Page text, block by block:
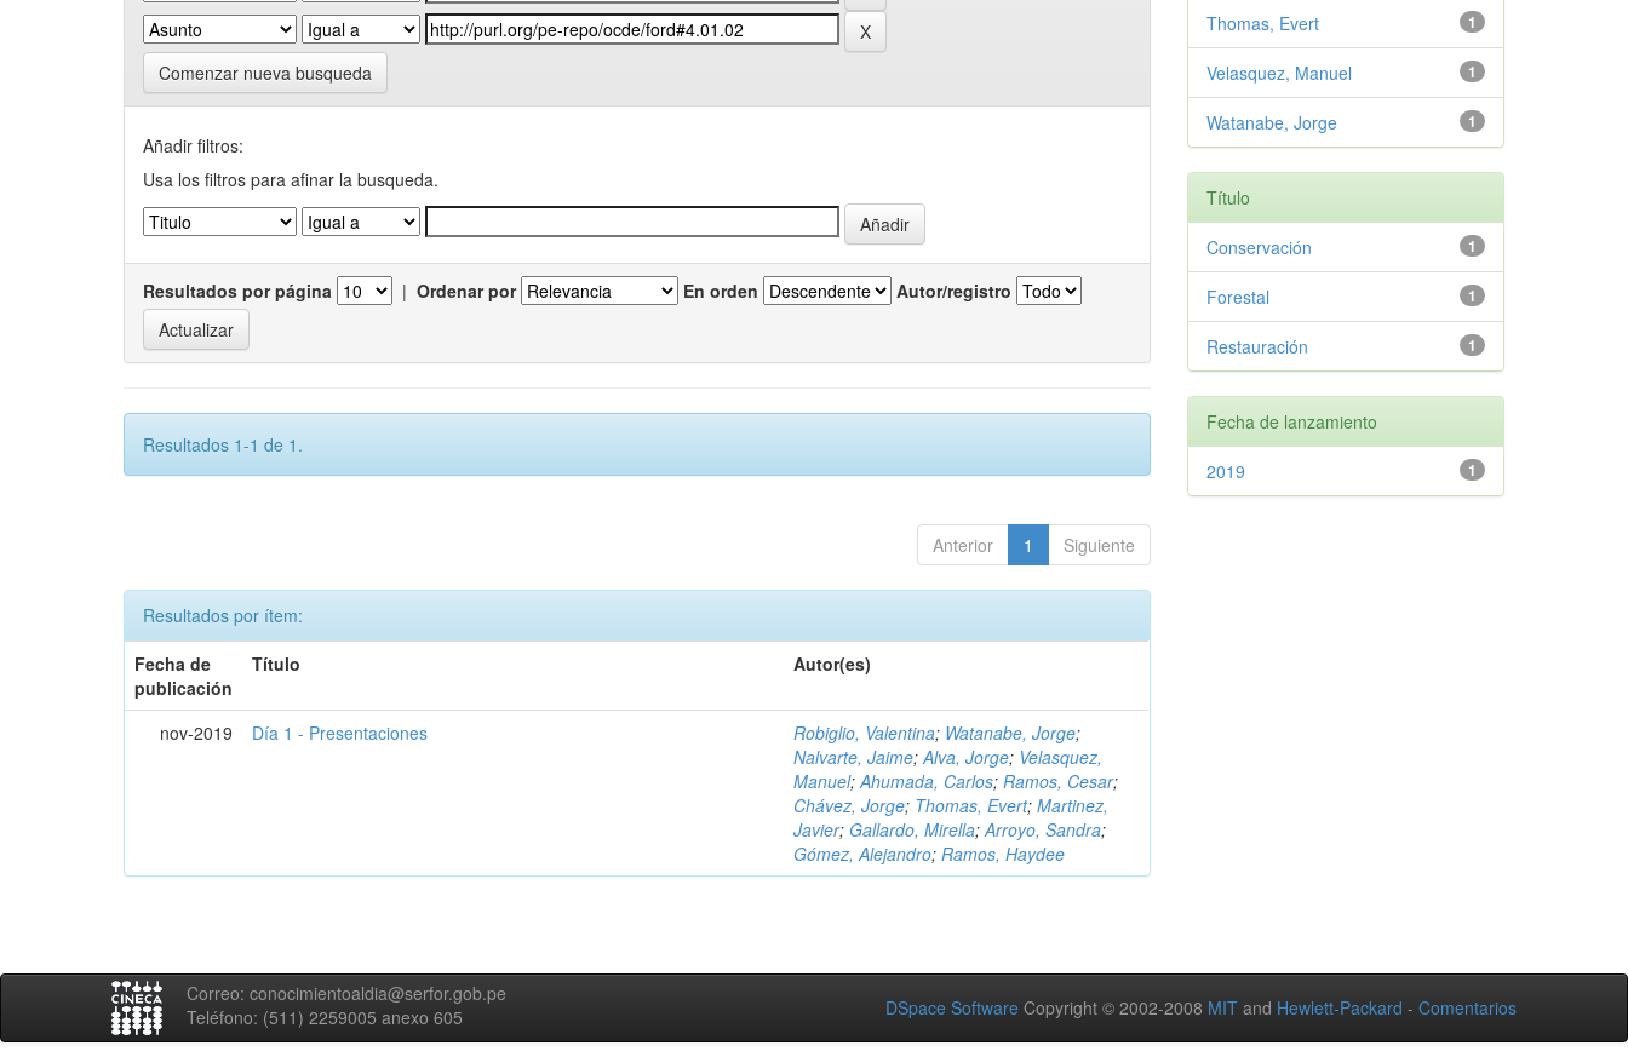
Comenzar nueva busqueda
Añadir filtros:
Usa los filtros para afinar la busqueda.
Resultados por página | Ordenar por En orden Autor/registro
Resultados 1-1 de 1.
Anterior 1 Siguiente
Resultados por ítem:
Fecha de
publicación
Título Autor(es)
nov-2019 Día 1 - Presentaciones Robiglio, Valentina; Watanabe, Jorge;
Nalvarte, Jaime;Alva, Jorge; Velasquez,
Manuel;Ahumada, Carlos;Ramos, Cesar;
Chávez, Jorge; Thomas, Evert;Martinez,
Javier; Gallardo, Mirella;Arroyo, Sandra;
Gómez, Alejandro;Ramos, Haydee
1
Thomas, Evert
1
Velasquez, Manuel
1
Watanabe, Jorge
Título
1
Conservación
1
Forestal
1
Restauración
Fecha de lanzamiento
1
2019
Correo: conocimientoaldia@serfor.gob.pe
Teléfono: (511) 2259005 anexo 605
DSpace Software Copyright © 2002-2008 MIT and Hewlett-Packard - Comentarios